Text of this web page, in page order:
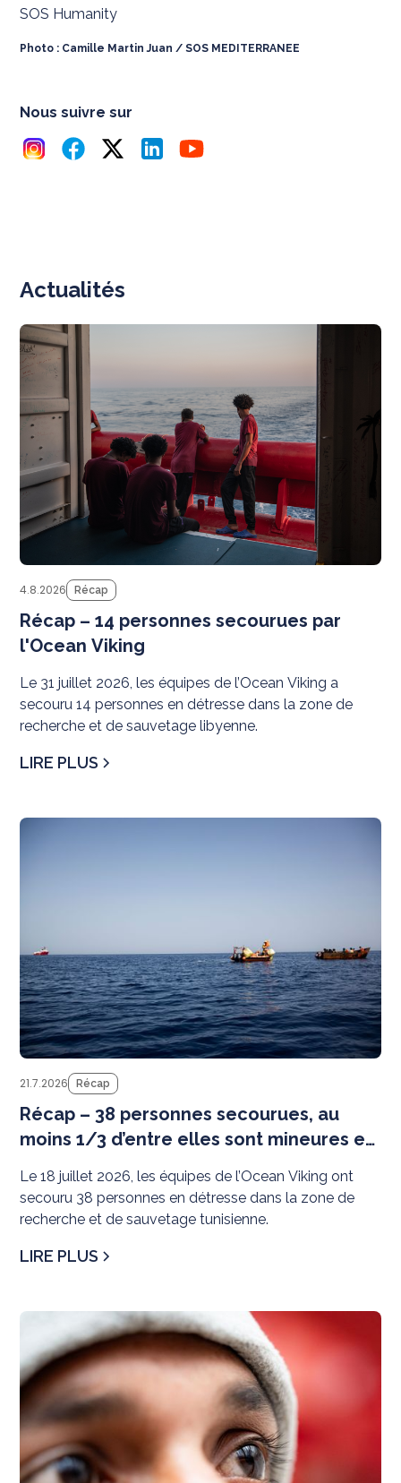
SOS Humanity
Photo : Camille Martin Juan / SOS MEDITERRANEE
Nous suivre sur
Actualités
4.8.2026 Récap
Récap – 14 personnes secourues par
l'Ocean Viking
Le 31 juillet 2026, les équipes de l’Ocean Viking a
secouru 14 personnes en détresse dans la zone de
recherche et de sauvetage libyenne.
LIRE PLUS
21.7.2026 Récap
Récap – 38 personnes secourues, au
moins 1/3 d’entre elles sont mineures et
Le 18 juillet 2026, les équipes de l’Ocean Viking ont
secouru 38 personnes en détresse dans la zone de
recherche et de sauvetage tunisienne.
LIRE PLUS